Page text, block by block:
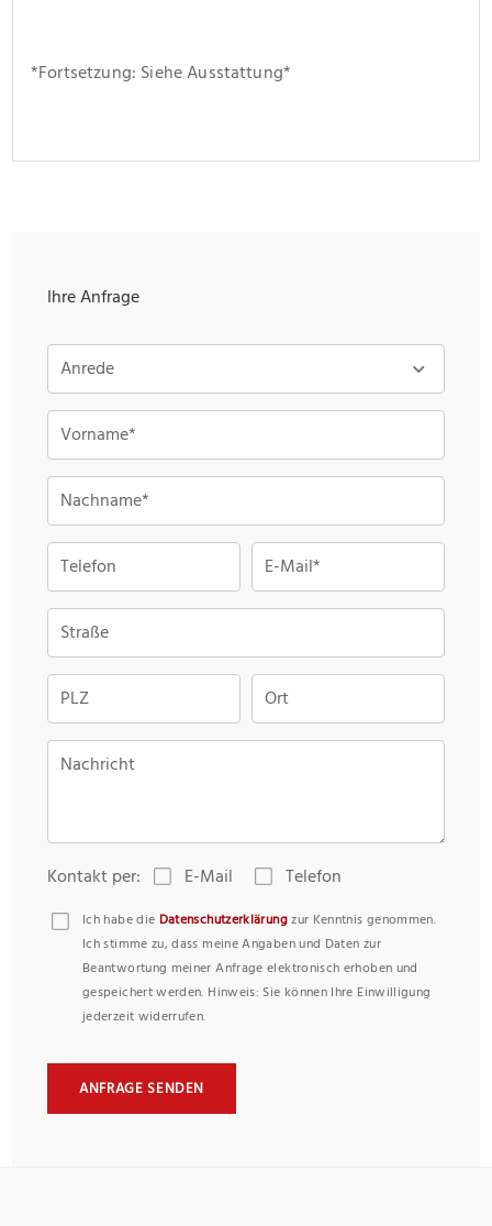
*Fortsetzung: Siehe Ausstattung*
Ihre Anfrage
Anrede
Vorname*
Nachname*
Telefon E-Mail*
Straße
PLZ Ort
Nachricht
Kontakt per: E-Mail Telefon
Ich habe die Datenschutzerklärungzur Kenntnis genommen.
Ich stimme zu, dass meine Angaben und Daten zur
Beantwortung meiner Anfrage elektronisch erhoben und
gespeichert werden. Hinweis: Sie können Ihre Einwilligung
jederzeit widerrufen.
ANFRAGE SENDEN